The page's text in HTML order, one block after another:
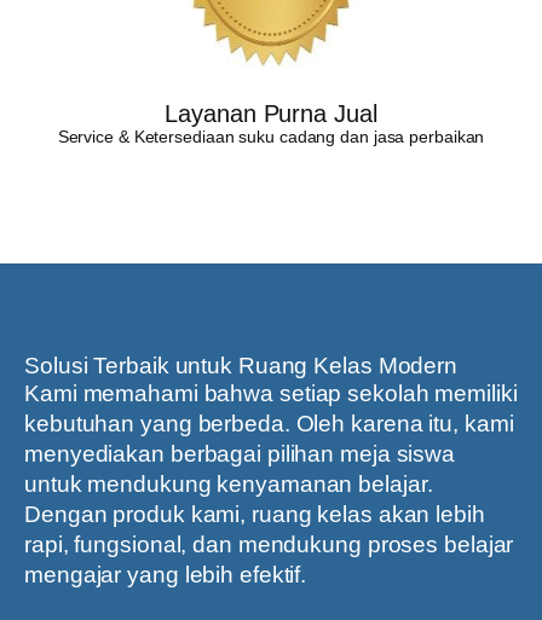
Layanan Purna Jual
Service & Ketersediaan suku cadang dan jasa perbaikan
Solusi Terbaik untuk Ruang Kelas Modern
Kami memahami bahwa setiap sekolah memiliki
kebutuhan yang berbeda. Oleh karena itu, kami
menyediakan berbagai pilihan meja siswa
untuk mendukung kenyamanan belajar.
Dengan produk kami, ruang kelas akan lebih
rapi, fungsional, dan mendukung proses belajar
mengajar yang lebih efektif.